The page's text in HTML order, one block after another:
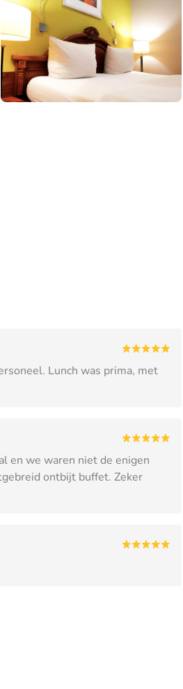
Lunch was prima, met
en we waren niet de enigen
ontbijt buffet. Zeker